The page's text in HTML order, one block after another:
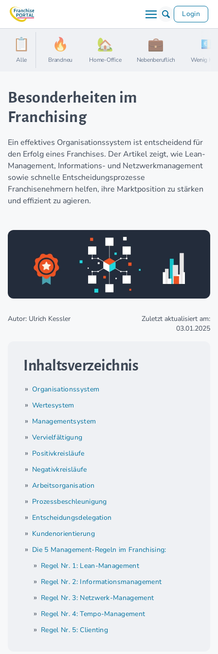
Login
Alle Brandneu Home-Office Nebenberuflich Wenig
Besonderheiten im
Franchising
Ein effektives Organisationssystem ist entscheidend für
den Erfolg eines Franchises. Der Artikel zeigt, wie Lean-
Management, Informations- und Netzwerkmanagement
sowie schnelle Entscheidungsprozesse
Franchisenehmern helfen, ihre Marktposition zu stärken
und effizient zu agieren.
Autor: Ulrich Kessler
Zuletzt aktualisiert am:
03.01.2025
Inhaltsverzeichnis
Organisationssystem
Wertesystem
Managementsystem
Vervielfältigung
Positivkreisläufe
Negativkreisläufe
Arbeitsorganisation
Prozessbeschleunigung
Entscheidungsdelegation
Kundenorientierung
Die 5 Management-Regeln im Franchising:
Regel Nr. 1: Lean-Management
Regel Nr. 2: Informationsmanagement
Regel Nr. 3: Netzwerk-Management
Regel Nr. 4: Tempo-Management
Regel Nr. 5: Clienting